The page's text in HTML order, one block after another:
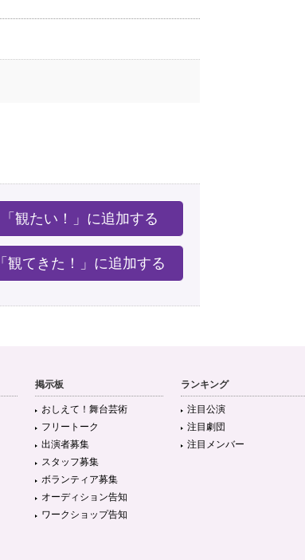
「観たい！」に追加する
「観てきた！」に追加する
掲示板
おしえて！舞台芸術
フリートーク
出演者募集
スタッフ募集
ボランティア募集
オーディション告知
ワークショップ告知
ランキング
注目公演
注目劇団
注目メンバー